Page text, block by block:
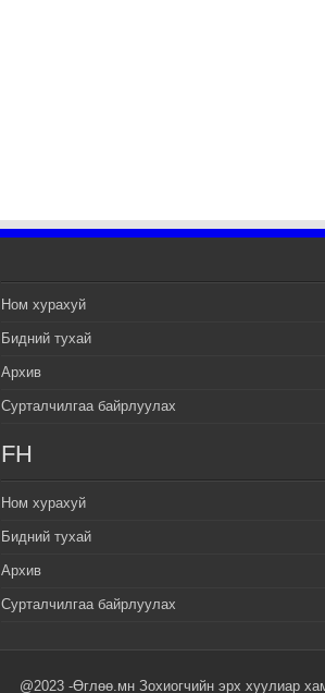
Ном хурахуй
Бидний тухай
Архив
Сурталчилгаа байрлуулах
FH
Ном хурахуй
Бидний тухай
Архив
Сурталчилгаа байрлуулах
@2023 -Өглөө.мн Зохиогчийн эрх хуулиар